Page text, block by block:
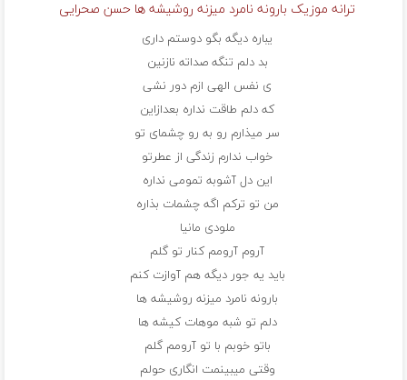
ترانه موزیک بارونه نامرد میزنه روشیشه ها حسن صحرایی
یباره دیگه بگو دوستم داری
بد دلم تنگه صداته نازنین
ی نفس الهی ازم دور نشی
که دلم طاقت نداره بعدازاین
سر میذارم رو به رو چشمای تو
خواب ندارم زندگی از عطرتو
این دل آشوبه تمومی نداره
من تو ترکم اگه چشمات بذاره
ملودی مانیا
آروم آرومم کنار تو گلم
باید یه جور دیگه هم آوازت کنم
بارونه نامرد میزنه روشیشه ها
دلم تو شبه موهات کیشه ها
باتو خوبم با تو آرومم گلم
وقتی میبینمت انگاری حولم